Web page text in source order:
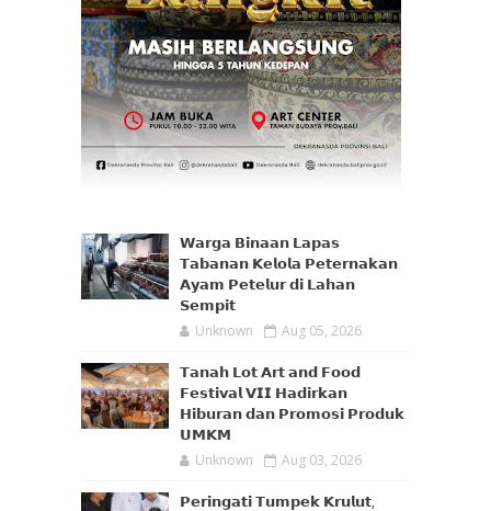
𝗪𝗮𝗿𝗴𝗮 𝗕𝗶𝗻𝗮𝗮𝗻 𝗟𝗮𝗽𝗮𝘀
𝗧𝗮𝗯𝗮𝗻𝗮𝗻 𝗞𝗲𝗹𝗼𝗹𝗮 𝗣𝗲𝘁𝗲𝗿𝗻𝗮𝗸𝗮𝗻
𝗔𝘆𝗮𝗺 𝗣𝗲𝘁𝗲𝗹𝘂𝗿 𝗱𝗶 𝗟𝗮𝗵𝗮𝗻
𝗦𝗲𝗺𝗽𝗶𝘁
Unknown Aug 05, 2026
𝗧𝗮𝗻𝗮𝗵 𝗟𝗼𝘁 𝗔𝗿𝘁 𝗮𝗻𝗱 𝗙𝗼𝗼𝗱
𝗙𝗲𝘀𝘁𝗶𝘃𝗮𝗹 𝗩𝗜𝗜 𝗛𝗮𝗱𝗶𝗿𝗸𝗮𝗻
𝗛𝗶𝗯𝘂𝗿𝗮𝗻 𝗱𝗮𝗻 𝗣𝗿𝗼𝗺𝗼𝘀𝗶 𝗣𝗿𝗼𝗱𝘂𝗸
𝗨𝗠𝗞𝗠
Unknown Aug 03, 2026
𝗣𝗲𝗿𝗶𝗻𝗴𝗮𝘁𝗶 𝗧𝘂𝗺𝗽𝗲𝗸 𝗞𝗿𝘂𝗹𝘂𝘁,